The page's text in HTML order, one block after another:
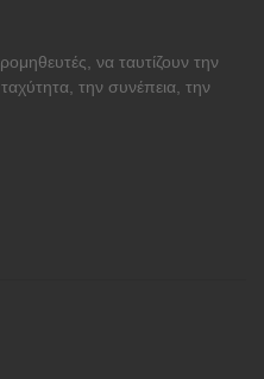
να ταυτίζουν την
την συνέπεια, την